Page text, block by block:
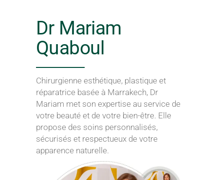
Dr Mariam
Quaboul
Chirurgienne esthétique, plastique et
réparatrice basée à Marrakech, Dr
Mariam met son expertise au service de
votre beauté et de votre bien-être. Elle
propose des soins personnalisés,
sécurisés et respectueux de votre
apparence naturelle.